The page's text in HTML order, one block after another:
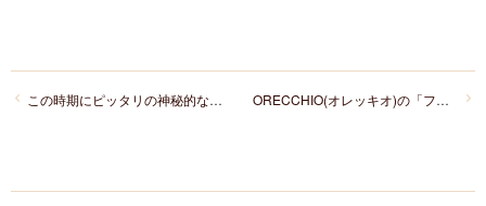
ORECCHIO(オレッキオ)の「フランキンセンス」でシンプルでクールなリングを手に入れて
この時期にピッタリの神秘的な睡蓮の花をイメージした「NIWAKA 俄」のセットリング「睡蓮」